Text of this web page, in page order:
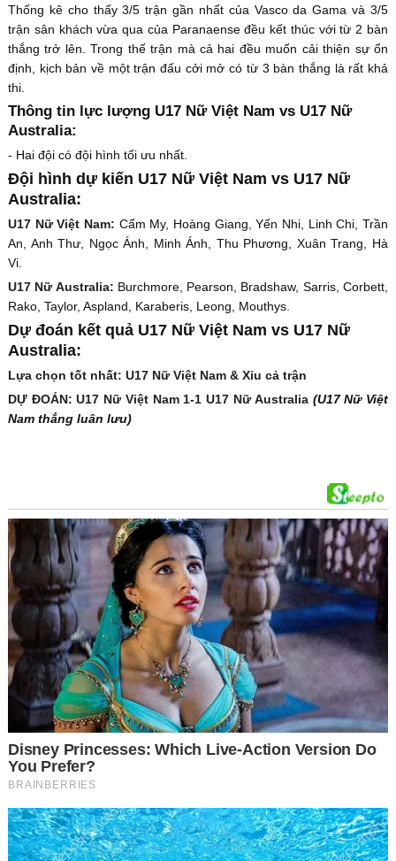
Thống kê cho thấy 3/5 trận gần nhất của Vasco da Gama và 3/5
trận sân khách vừa qua của Paranaense đều kết thúc với từ 2 bàn
thắng trở lên. Trong thế trận mà cả hai đều muốn cải thiện sự ổn
định, kịch bản về một trận đấu cởi mở có từ 3 bàn thắng là rất khả
thi.
Thông tin lực lượng U17 Nữ Việt Nam vs U17 Nữ
Australia:
- Hai đội có đội hình tối ưu nhất.
Đội hình dự kiến U17 Nữ Việt Nam vs U17 Nữ
Australia:
U17 Nữ Việt Nam: Cẩm My, Hoàng Giang, Yến Nhi, Linh Chi, Trần
An, Anh Thư, Ngọc Ánh, Minh Ánh, Thu Phương, Xuân Trang, Hà
Vi.
U17 Nữ Australia: Burchmore, Pearson, Bradshaw, Sarris, Corbett,
Rako, Taylor, Aspland, Karaberis, Leong, Mouthys.
Dự đoán kết quả U17 Nữ Việt Nam vs U17 Nữ
Australia:
Lựa chọn tốt nhất: U17 Nữ Việt Nam & Xỉu cả trận
DỰ ĐOÁN: U17 Nữ Việt Nam 1-1 U17 Nữ Australia (U17 Nữ Việt
Nam thắng luân lưu)